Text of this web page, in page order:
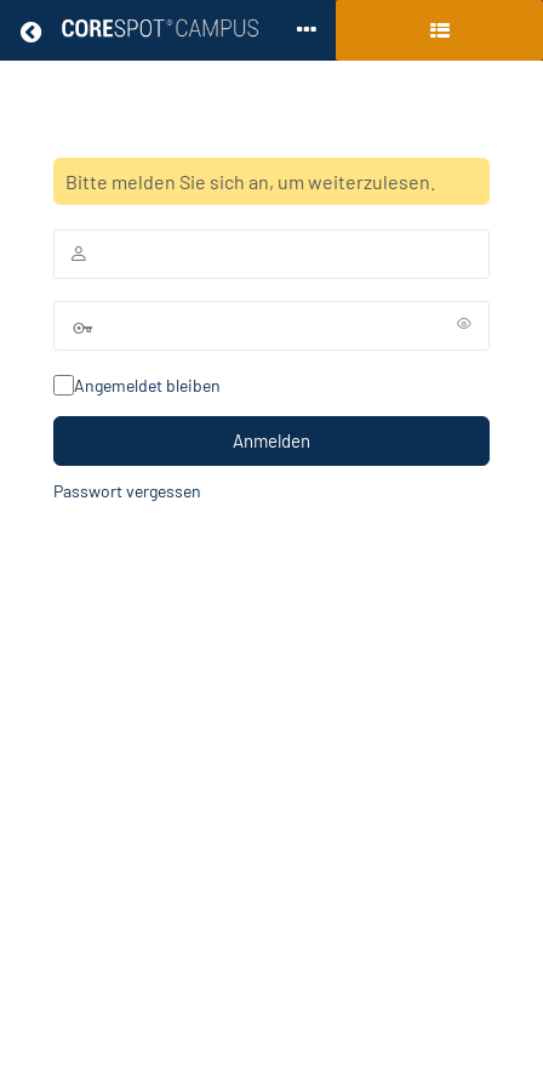
Zurück zu allen kurse
Kurs-
Bitte melden Sie sich an, um weiterzulesen.
Angemeldet bleiben
Passwort vergessen